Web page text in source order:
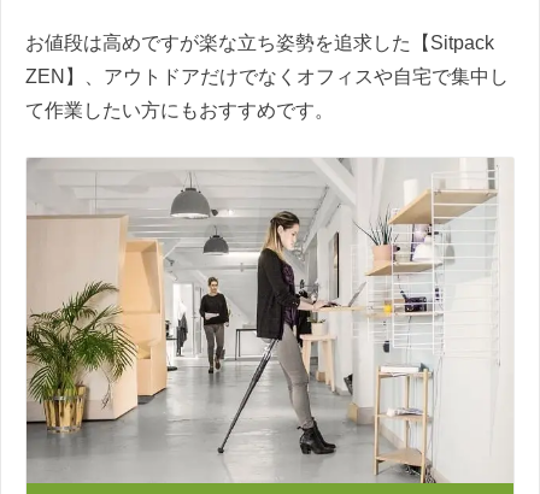
お値段は高めですが楽な立ち姿勢を追求した【Sitpack
ZEN】、アウトドアだけでなくオフィスや自宅で集中し
て作業したい方にもおすすめです。